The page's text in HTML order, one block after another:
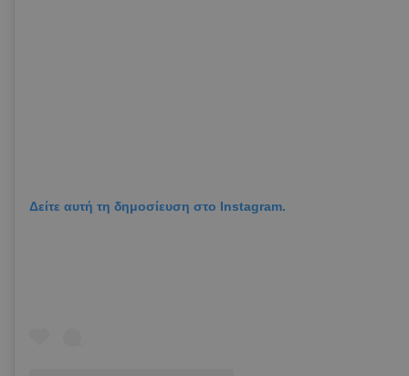
Δείτε αυτή τη δημοσίευση στο Instagram.